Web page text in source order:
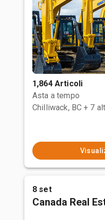
1,864 Articoli
Asta a tempo
Chilliwack, BC + 7
8 set
Canada Real